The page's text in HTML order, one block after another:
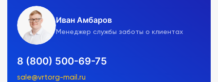
Иван Амбаров
Менеджер службы заботы о клиентах
8 (800) 500-69-75
sale@vrtorg-mail.ru